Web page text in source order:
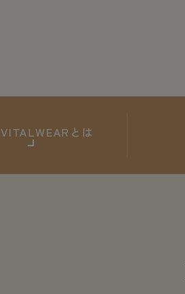
VITALWEARとは